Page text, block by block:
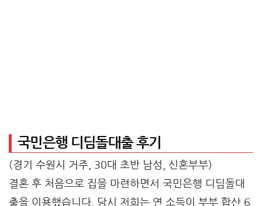
국민은행 디딤돌대출 후기
(경기 수원시 거주, 30대 초반 남성, 신혼부부)
결혼 후 처음으로 집을 마련하면서 국민은행 디딤돌대
출을 이용했습니다. 당시 저희는 연 소득이 부부 합산 6